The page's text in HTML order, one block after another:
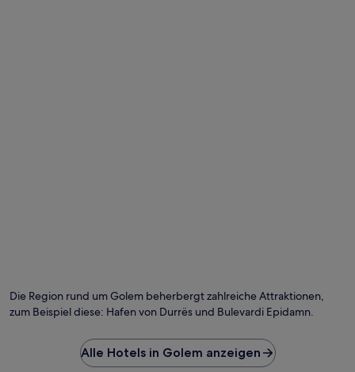
Die Region rund um Golem beherbergt zahlreiche Attraktionen,
zum Beispiel diese: Hafen von Durrës und Bulevardi Epidamn.
Alle Hotels in Golem anzeigen